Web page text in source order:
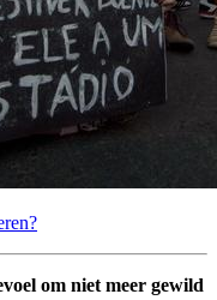
om niet meer gewild